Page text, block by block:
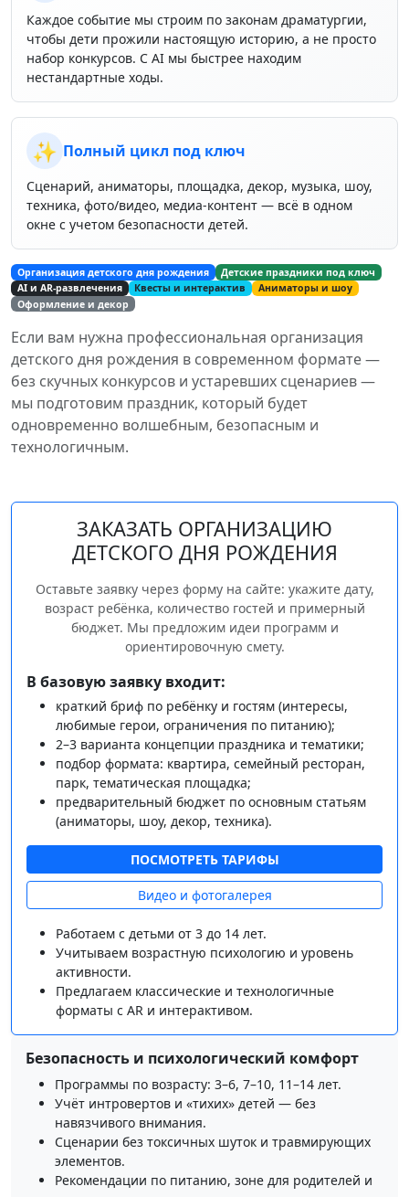
Каждое событие мы строим по законам драматургии,
чтобы дети прожили настоящую историю, а не просто
набор конкурсов. С AI мы быстрее находим
нестандартные ходы.
✨ Полный цикл под ключ
Сценарий, аниматоры, площадка, декор, музыка, шоу,
техника, фото/видео, медиа‑контент — всё в одном
окне с учетом безопасности детей.
Организация детского дня рождения
Детские праздники под ключ
AI и AR‑развлечения
Квесты и интерактив
Аниматоры и шоу
Оформление и декор
Если вам нужна профессиональная организация
детского дня рождения в современном формате —
без скучных конкурсов и устаревших сценариев —
мы подготовим праздник, который будет
одновременно волшебным, безопасным и
технологичным.
ЗАКАЗАТЬ ОРГАНИЗАЦИЮ
ДЕТСКОГО ДНЯ РОЖДЕНИЯ
Оставьте заявку через форму на сайте: укажите дату,
возраст ребёнка, количество гостей и примерный
бюджет. Мы предложим идеи программ и
ориентировочную смету.
В базовую заявку входит:
краткий бриф по ребёнку и гостям (интересы,
любимые герои, ограничения по питанию);
2–3 варианта концепции праздника и тематики;
подбор формата: квартира, семейный ресторан,
парк, тематическая площадка;
предварительный бюджет по основным статьям
(аниматоры, шоу, декор, техника).
ПОСМОТРЕТЬ ТАРИФЫ
Видео и фотогалерея
Работаем с детьми от 3 до 14 лет.
Учитываем возрастную психологию и уровень
активности.
Предлагаем классические и технологичные
форматы с AR и интерактивом.
Безопасность и психологический комфорт
Программы по возрасту: 3–6, 7–10, 11–14 лет.
Учёт интровертов и «тихих» детей — без
навязчивого внимания.
Сценарии без токсичных шуток и травмирующих
элементов.
Рекомендации по питанию, зоне для родителей и